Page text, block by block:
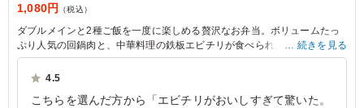
1,080円 （税込）
ダブルメインと2種ご飯を一度に楽しめる贅沢なお弁当。ボリュームたっ
ぷり人気の回鍋肉と、中華料理の鉄板エビチリが食べられます。
2種のご飯は甘く優しい味わいの玉子そぼろご飯と、花椒の香りと旨味が
広がるピリ辛そぼろでやみつき間違いなしのタンタンご飯。ランチミーテ
続きを見る
4.5
こちらを選んだ方から「エビチリがおいしすぎて驚いた。